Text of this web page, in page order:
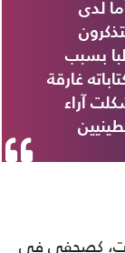
لدى
بسبب
غارقة
آراء
كصحفي في